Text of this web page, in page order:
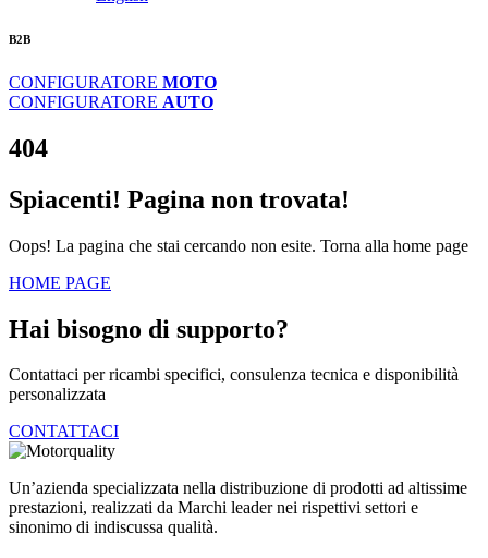
B2B
CONFIGURATORE MOTO
CONFIGURATORE AUTO
404
Spiacenti! Pagina non trovata!
Oops! La pagina che stai cercando non esite. Torna alla home page
HOME PAGE
Hai bisogno di supporto?
Contattaci per ricambi specifici, consulenza tecnica e disponibilità
personalizzata
CONTATTACI
Un’azienda specializzata nella distribuzione di prodotti ad altissime
prestazioni, realizzati da Marchi leader nei rispettivi settori e
sinonimo di indiscussa qualità.